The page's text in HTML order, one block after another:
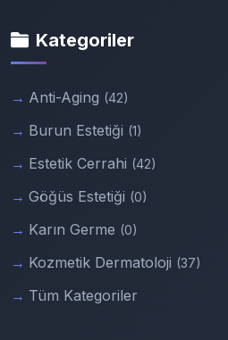
Kategoriler
Anti-Aging (42)
Burun Estetiği (1)
Estetik Cerrahi (42)
Göğüs Estetiği (0)
Karın Germe (0)
Kozmetik Dermatoloji (37)
Tüm Kategoriler